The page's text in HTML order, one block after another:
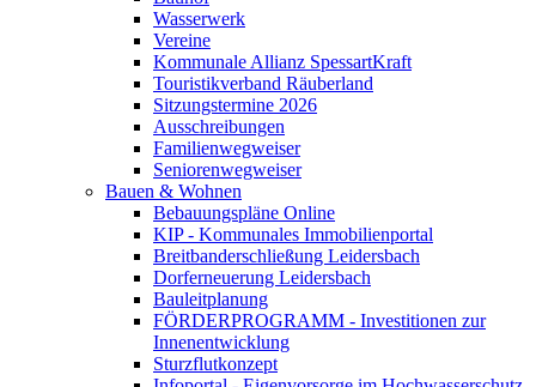
Wasserwerk
Vereine
Kommunale Allianz SpessartKraft
Touristikverband Räuberland
Sitzungstermine 2026
Ausschreibungen
Familienwegweiser
Seniorenwegweiser
Bauen & Wohnen
Bebauungspläne Online
KIP - Kommunales Immobilienportal
Breitbanderschließung Leidersbach
Dorferneuerung Leidersbach
Bauleitplanung
FÖRDERPROGRAMM - Investitionen zur
Innenentwicklung
Sturzflutkonzept